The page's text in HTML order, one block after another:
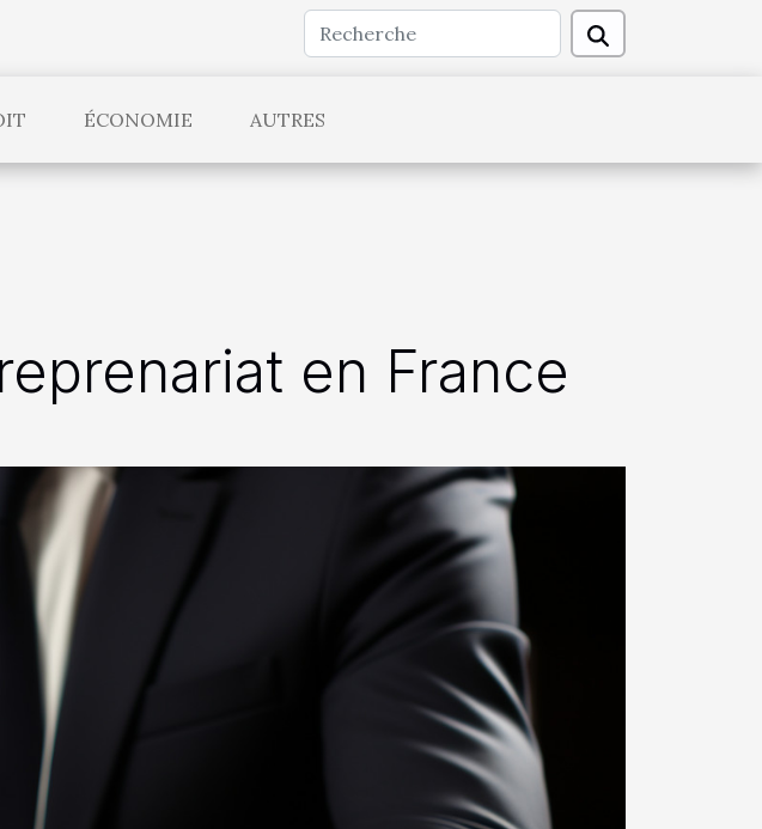
ÉCONOMIE AUTRES
en France